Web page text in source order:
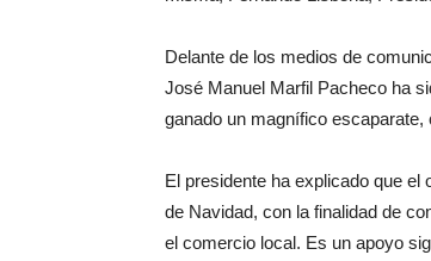
Delante de los medios de
José Manuel Marfil Pacheco ha
ganado un magnífico
El presidente ha explicado que
de Navidad, con la finalidad de
el comercio local. Es un apoyo